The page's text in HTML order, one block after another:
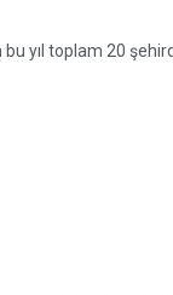
bu yıl toplam 20